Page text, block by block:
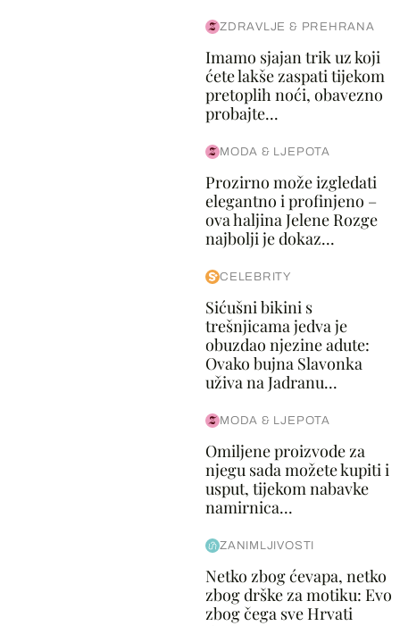
ZDRAVLJE & PREHRANA
Imamo sjajan trik uz koji
ćete lakše zaspati tijekom
pretoplih noći, obavezno
probajte...
MODA & LJEPOTA
Prozirno može izgledati
elegantno i profinjeno –
ova haljina Jelene Rozge
najbolji je dokaz...
CELEBRITY
Sićušni bikini s
trešnjicama jedva je
obuzdao njezine adute:
Ovako bujna Slavonka
uživa na Jadranu...
MODA & LJEPOTA
Omiljene proizvode za
njegu sada možete kupiti i
usput, tijekom nabavke
namirnica...
ZANIMLJIVOSTI
Netko zbog ćevapa, netko
zbog drške za motiku: Evo
zbog čega sve Hrvati